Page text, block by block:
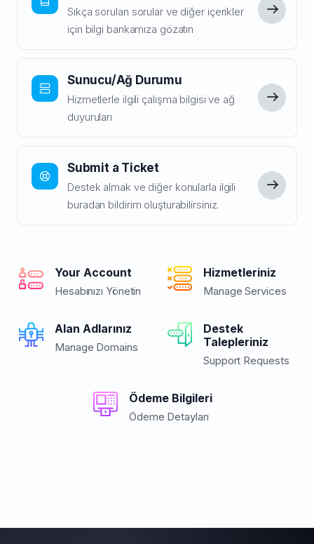
Sıkça sorulan sorular ve diğer içerikler
için bilgi bankamıza gözatın
Sunucu/Ağ Durumu
Hizmetlerle ilgili çalışma bilgisi ve ağ
duyuruları
Submit a Ticket
Destek almak ve diğer konularla ilgili
buradan bildirim oluşturabilirsiniz.
Your Account
Hesabınızı Yönetin
Hizmetleriniz
Manage Services
Alan Adlarınız
Manage Domains
Destek
Talepleriniz
Support Requests
Ödeme Bilgileri
Ödeme Detayları